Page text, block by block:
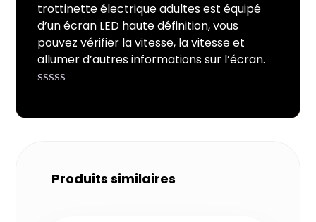
trottinette électrique adultes est équipé
d’un écran LED haute définition, vous
pouvez vérifier la vitesse, la vitesse et
allumer d’autres informations sur l’écran.
Produits similaires